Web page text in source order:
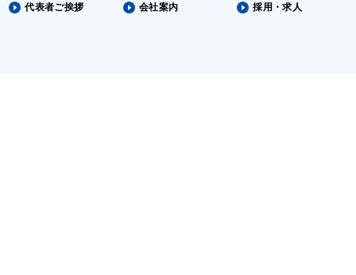
代表者ご挨拶 会社案内 採用・求人